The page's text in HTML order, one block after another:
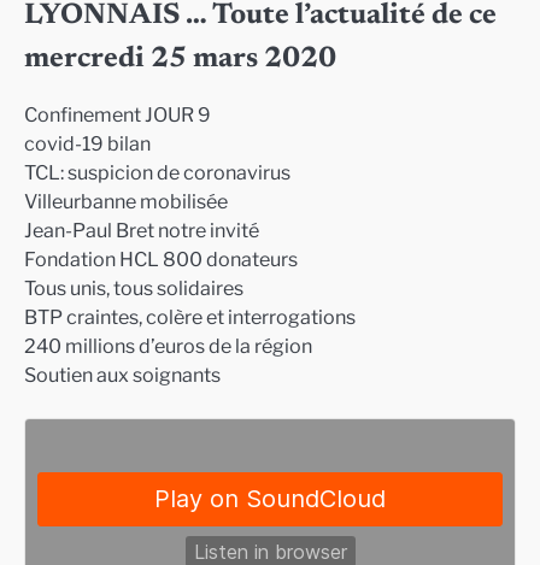
LYONNAIS … Toute l’actualité de ce
mercredi 25 mars 2020
Confinement JOUR 9
covid-19 bilan
TCL: suspicion de coronavirus
Villeurbanne mobilisée
Jean-Paul Bret notre invité
Fondation HCL 800 donateurs
Tous unis, tous solidaires
BTP craintes, colère et interrogations
240 millions d’euros de la région
Soutien aux soignants